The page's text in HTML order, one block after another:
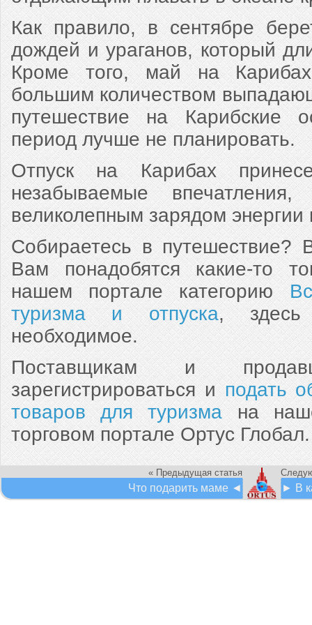
Как правило, в сентябре
дождей и ураганов, который
Кроме того, май на Карибах
большим количеством
путешествие на Карибские
период лучше не планировать.
Отпуск на Карибах
незабываемые
великолепным зарядом энергии
Собираетесь в путешествие?
Вам понадобятся какие-то
нашем портале категорию
туризма и отпуска,
необходимое.
Поставщикам и
зарегистрироваться иподать
товаров для туризмана
торговом портале Ортус
« Предыдущая статья
Что подарить маме ◄ ► В